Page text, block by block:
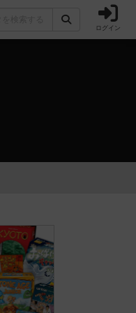
ログイン